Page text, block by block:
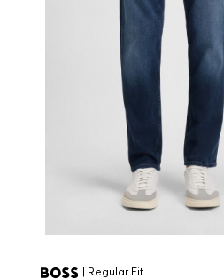
| Regular Fit